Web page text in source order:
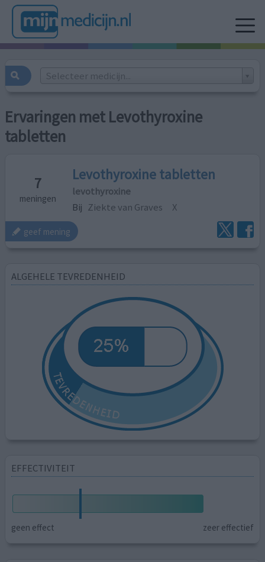
Selecteer medicijn...
Ervaringen met Levothyroxine
tabletten
7
meningen
Levothyroxine tabletten
levothyroxine
Bij Ziekte van Graves X
geef mening
ALGEHELE TEVREDENHEID
EFFECTIVITEIT
geen effect zeer effectief